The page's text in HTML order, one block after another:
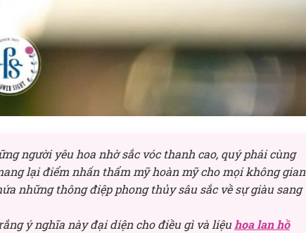
người yêu hoa nhờ sắc vóc thanh cao, quý phái cùng
lại điểm nhấn thẩm mỹ hoàn mỹ cho mọi không gian
những thông điệp phong thủy sâu sắc về sự giàu sang
ý nghĩa này đại diện cho điều gì và liệuhoa lan hồ